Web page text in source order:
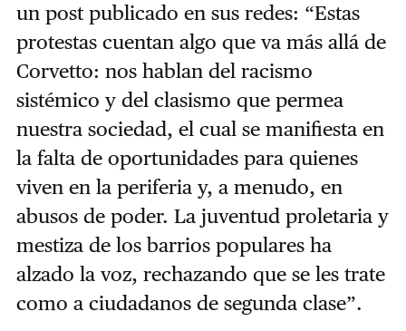
un post publicado en sus redes: “Estas
protestas cuentan algo que va más allá de
Corvetto: nos hablan del racismo
sistémico y del clasismo que permea
nuestra sociedad, el cual se manifiesta en
la falta de oportunidades para quienes
viven en la periferia y, a menudo, en
abusos de poder. La juventud proletaria y
mestiza de los barrios populares ha
alzado la voz, rechazando que se les trate
como a ciudadanos de segunda clase”.